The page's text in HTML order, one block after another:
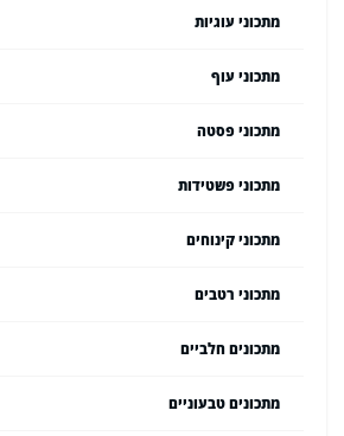
מתכוני עוגיות
מתכוני עוף
מתכוני פסטה
מתכוני פשטידות
מתכוני קינוחים
מתכוני רטבים
מתכונים חלביים
מתכונים טבעוניים